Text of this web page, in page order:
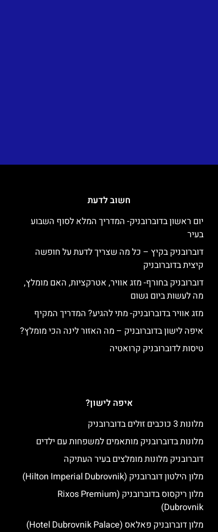
חשוב לדעת
יום ראשון בדוברובניק- המדריך המלא לסוף השבוע
בעיר
דוברובניק בקיץ – כל מה שצריך לדעת על חופשה
קיצית בדוברובניק
דוברובניק בחורף- מזג אוויר, אטרקציות, האם מומלץ,
מה לעשות ביום גשום
מזג אוויר בדוברובניק- מתי להגיע? המדריך המקיף
איפה לישון בדוברובניק – מה האזור לינה הכי מומלץ?
טיסות לדוברובניק קרואטיה
איפה לישון?
מלונות 3 כוכבים זולים בדוברובניק
מלונות בדוברובניק מותאמים למשפחות עם ילדים
דוברובניק מלונות מומלצים בעיר העתיקה
מלון הילטון דוברובניק (Hilton Imperial Dubrovnik)
מלון ריקסוס בדוברובניק (Rixos Premium
Dubrovnik)
מלון דוברובניק פאלאס (Hotel Dubrovnik Palace)